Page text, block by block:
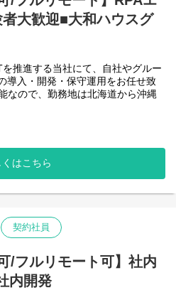
ージェント運用・管理
トの設計・開発・改善
ト基盤の構築・連携
をベースにOJTを行いながら実案
ループ全体＞
すが、売上好調かつDX推進の優先
とはありません。
から変革を進めていくことが可能
大歓迎■大和ハウスグ
推進する当社にて、自社やグルー
導入・開発・保守運用をお任せ致
なので、勤務地は北海道から沖縄
た、働く時間に制限もなく、月160
時までの間であれば、自由な時間
途中で中断したり、働く時間を調
護などとの両立も可能です。社員
レックスです。
ループ全体＞
います。
すが、売上好調かつDX推進の優先
はこちら
契約社員
/フルリモート可】社内
内開発